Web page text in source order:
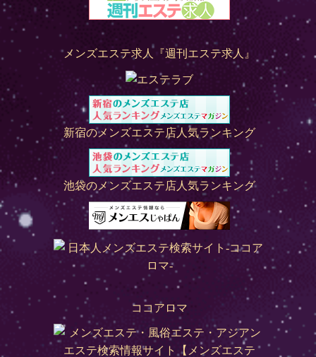
メンズエステ求人『週刊エステ求人』
新宿のメンズエステ店人気ランキング
池袋のメンズエステ店人気ランキング
ココアロマ